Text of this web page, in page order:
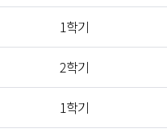
1학기
2학기
1학기